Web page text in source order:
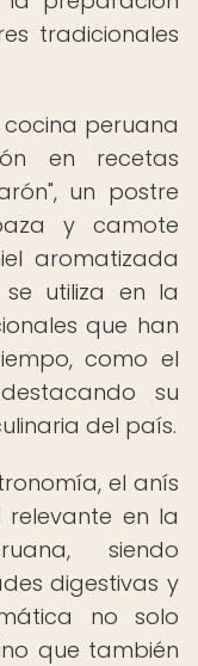
tradicionales
peruana
en recetas
un postre
y camote
aromatizada
se utiliza en la
que han
como el
su
del país.
el anís
en la
siendo
digestivas y
no solo
que también